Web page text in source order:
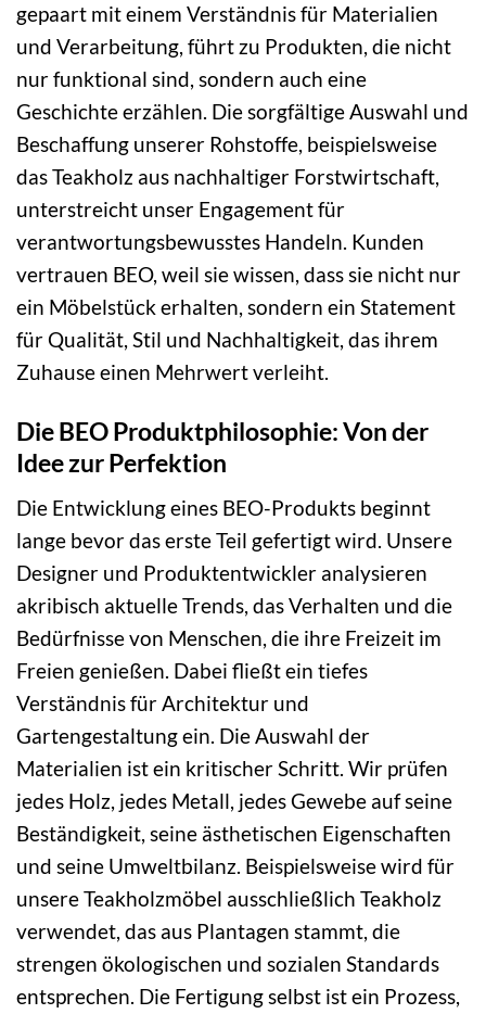
gepaart mit einem Verständnis für Materialien
und Verarbeitung, führt zu Produkten, die nicht
nur funktional sind, sondern auch eine
Geschichte erzählen. Die sorgfältige Auswahl und
Beschaffung unserer Rohstoffe, beispielsweise
das Teakholz aus nachhaltiger Forstwirtschaft,
unterstreicht unser Engagement für
verantwortungsbewusstes Handeln. Kunden
vertrauen BEO, weil sie wissen, dass sie nicht nur
ein Möbelstück erhalten, sondern ein Statement
für Qualität, Stil und Nachhaltigkeit, das ihrem
Zuhause einen Mehrwert verleiht.
Die BEO Produktphilosophie: Von der
Idee zur Perfektion
Die Entwicklung eines BEO-Produkts beginnt
lange bevor das erste Teil gefertigt wird. Unsere
Designer und Produktentwickler analysieren
akribisch aktuelle Trends, das Verhalten und die
Bedürfnisse von Menschen, die ihre Freizeit im
Freien genießen. Dabei fließt ein tiefes
Verständnis für Architektur und
Gartengestaltung ein. Die Auswahl der
Materialien ist ein kritischer Schritt. Wir prüfen
jedes Holz, jedes Metall, jedes Gewebe auf seine
Beständigkeit, seine ästhetischen Eigenschaften
und seine Umweltbilanz. Beispielsweise wird für
unsere Teakholzmöbel ausschließlich Teakholz
verwendet, das aus Plantagen stammt, die
strengen ökologischen und sozialen Standards
entsprechen. Die Fertigung selbst ist ein Prozess,